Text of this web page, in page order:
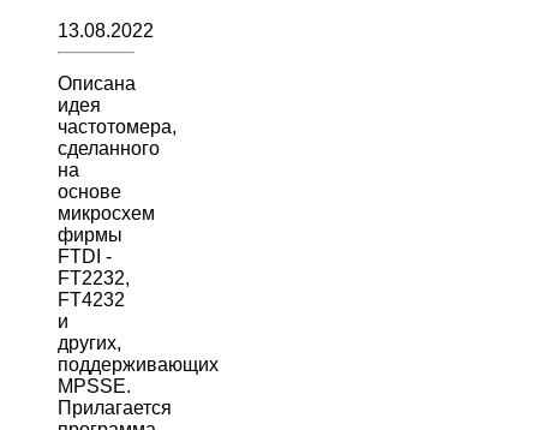
13.08.2022
Описана
идея
частотомера,
сделанного
на
основе
микросхем
фирмы
FTDI -
FT2232,
FT4232
и
других,
поддерживающих
MPSSE.
Прилагается